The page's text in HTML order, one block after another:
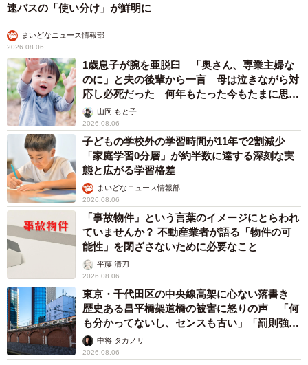
速バスの「使い分け」が鮮明に
まいどなニュース情報部
2026.08.06
1歳息子が腕を亜脱臼 「奥さん、専業主婦な
のに」と夫の後輩から一言 母は泣きながら対
応し必死だった 何年もたった今もたまに思い
出し…山岡 もと子
2026.08.06
子どもの学校外の学習時間が11年で2割減少
「家庭学習0分層」が約半数に達する深刻な実
態と広がる学習格差
まいどなニュース情報部
2026.08.06
「事故物件」という言葉のイメージにとらわれ
ていませんか？ 不動産業者が語る「物件の可
能性」を閉ざさないために必要なこと
平藤 清刀
2026.08.06
東京・千代田区の中央線高架に心ない落書き
歴史ある昌平橋架道橋の被害に怒りの声 「何
も分かってないし、センスも古い」「罰則強化
して」中将 タカノリ
2026.08.06